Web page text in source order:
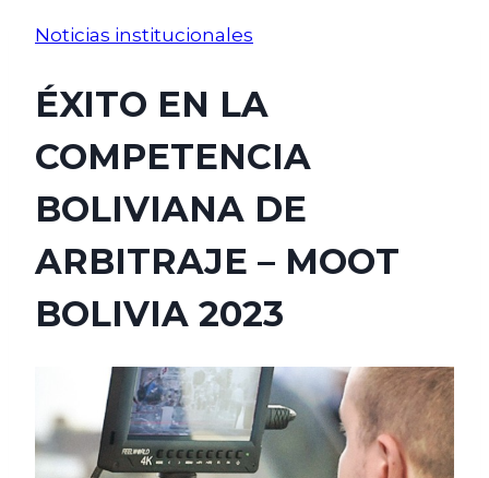
Noticias institucionales
ÉXITO EN LA
COMPETENCIA
BOLIVIANA DE
ARBITRAJE – MOOT
BOLIVIA 2023
noviembre 25, 2023 septiembre 24, 2024